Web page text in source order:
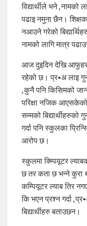
विद्यार्थीले भने
पढाइ नमुना छैन।
नआउने गरेको
नामको लागि मात्र
आज दुइदिन देखि
रहेको छ। प्र•अ लाइ
,कुनै पनि किसिमको
परिक्षा नजिक आएसकेको
सम्मको
गर्दा पनि स्कुलका
आरोप छ।
स्कुलमा क्म्पियूटर
छ तर कता छ भन्ने कुरा
कम्पियूटर ल्याब तिर
कि भएन प्रश्न गर्दा
बिद्यार्थीहरु बताउछन।